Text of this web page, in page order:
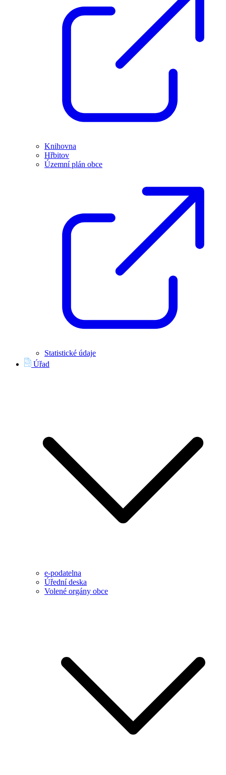
Knihovna
Hřbitov
Územní plán obce
Statistické údaje
Úřad
e-podatelna
Úřední deska
Volené orgány obce